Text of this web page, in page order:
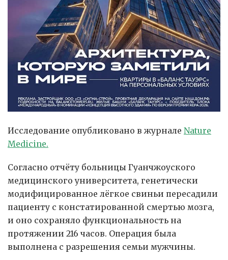
Исследование опубликовано в журнале Nature
Medicine.
Согласно отчёту больницы Гуанчжоуского
медицинского университета, генетически
модифицированное лёгкое свиньи пересадили
пациенту с констатированной смертью мозга,
и оно сохраняло функциональность на
протяжении 216 часов. Операция была
выполнена с разрешения семьи мужчины.